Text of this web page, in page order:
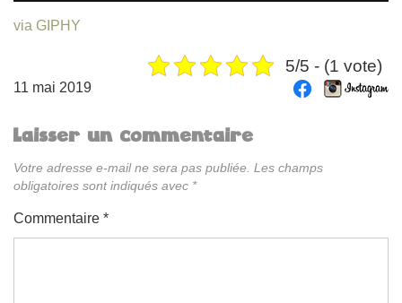
via GIPHY
5/5 - (1 vote)
11 mai 2019
Laisser un commentaire
Votre adresse e-mail ne sera pas publiée. Les champs
obligatoires sont indiqués avec *
Commentaire *